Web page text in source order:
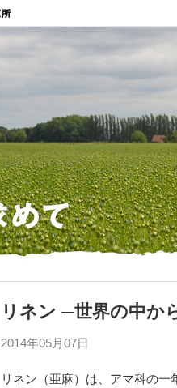
リネン ─世界の中か
2014年05月07日
リネン（亜麻）は、アマ科の